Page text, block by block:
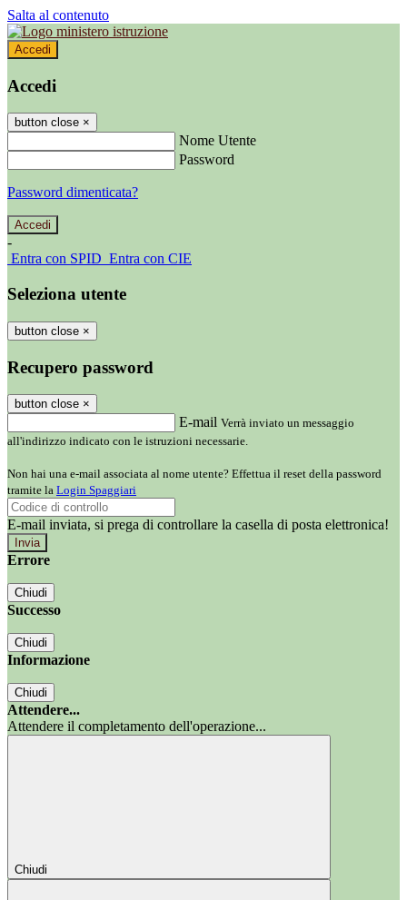
Salta al contenuto
Accedi
Accedi
button close ×
Nome Utente
Password
Password dimenticata?
-
Entra con SPID Entra con CIE
Seleziona utente
button close ×
Recupero password
button close ×
E-mail Verrà inviato un messaggio
all'indirizzo indicato con le istruzioni necessarie.
Non hai una e-mail associata al nome utente? Effettua il reset della password
tramite la Login Spaggiari
E-mail inviata, si prega di controllare la casella di posta elettronica!
Errore
Chiudi
Successo
Chiudi
Informazione
Chiudi
Attendere...
Attendere il completamento dell'operazione...
Chiudi